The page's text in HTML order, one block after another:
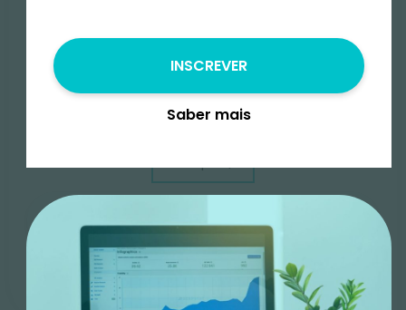
Nº de participantes
Traz alguns amigos e ganha um desconto!*
*Não cumulativo com outros descontos
- +
Saber mais
INSCREVER
Saber mais